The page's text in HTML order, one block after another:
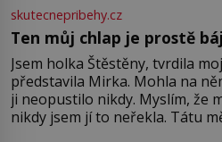
skutecnepribehy.cz
Ten můj chlap je prostě
Jsem holka Štěstěny, tvrdila
představila Mirka. Mohla na
ji neopustilo nikdy. Myslím, že
nikdy jsem jí to neřekla. Tátu